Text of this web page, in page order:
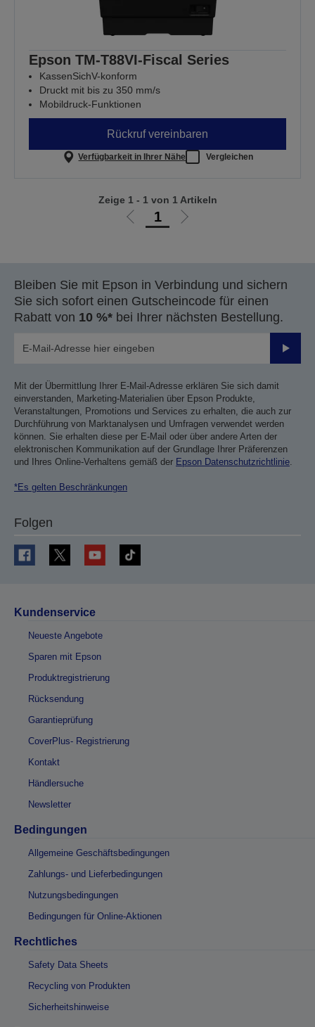
Epson TM-T88VI-Fiscal Series
KassenSichV-konform
Druckt mit bis zu 350 mm/s
Mobildruck-Funktionen
Rückruf vereinbaren
Verfügbarkeit in Ihrer Nähe Vergleichen
Zur
1
Zur
Zeige 1 - 1 von 1 Artikeln
Bleiben Sie mit Epson in Verbindung und sichern
Sie sich sofort einen Gutscheincode für einen
Rabatt von 10 %* bei Ihrer nächsten Bestellung.
Mit der Übermittlung Ihrer E-Mail-Adresse erklären Sie sich damit
einverstanden, Marketing-Materialien über Epson Produkte,
Veranstaltungen, Promotions und Services zu erhalten, die auch zur
Durchführung von Marktanalysen und Umfragen verwendet werden
können. Sie erhalten diese per E-Mail oder über andere Arten der
elektronischen Kommunikation auf der Grundlage Ihrer Präferenzen
und Ihres Online-Verhaltens gemäß der Epson Datenschutzrichtlinie.
*Es gelten Beschränkungen
Folgen
Kundenservice
Neueste Angebote
Sparen mit Epson
Produktregistrierung
Rücksendung
Garantieprüfung
CoverPlus- Registrierung
Kontakt
Händlersuche
Newsletter
Bedingungen
Allgemeine Geschäftsbedingungen
Zahlungs- und Lieferbedingungen
Nutzungsbedingungen
Bedingungen für Online-Aktionen
Rechtliches
Safety Data Sheets
Recycling von Produkten
Sicherheitshinweise